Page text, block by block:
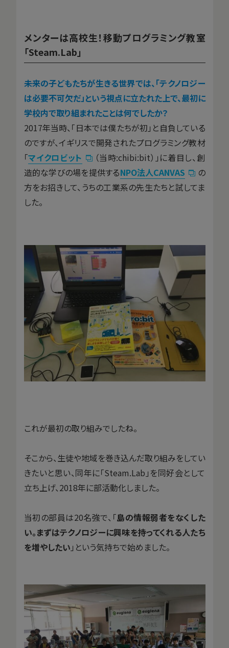
メンターは高校生！移動プログラミング教室
「Steam.Lab」
――未来の子どもたちが生きる世界では、「テクノロジー
は必要不可欠だ」という視点に立たれた上で、最初に
学校内で取り組まれたことは何でしたか？
2017年当時、「日本では僕たちが初」と自負している
のですが、イギリスで開発されたプログラミング教材
「マイクロビット
（当時:chibi:bit）」に着目し、創
造的な学びの場を提供するNPO法人CANVAS
の
方をお招きして、うちの工業系の先生たちと試してま
した。
これが最初の取り組みでしたね。
そこから、生徒や地域を巻き込んだ取り組みをしてい
きたいと思い、同年に「Steam.Lab」を同好会として
立ち上げ、2018年に部活動化しました。
当初の部員は20名強で、「島の情報弱者をなくした
い。まずはテクノロジーに興味を持ってくれる人たち
を増やしたい 」という気持ちで始めました。